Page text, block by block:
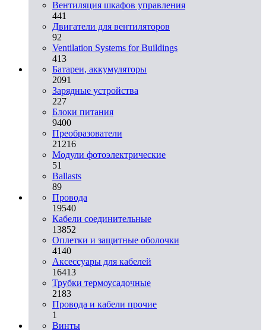
Вентиляция шкафов управления
441
Двигатели для вентиляторов
92
Ventilation Systems for Buildings
413
Батареи, аккумуляторы
2091
Зарядные устройства
227
Блоки питания
9400
Преобразователи
21216
Модули фотоэлектрические
51
Ballasts
89
Провода
19540
Кабели соединительные
13852
Оплетки и защитные оболочки
4140
Аксессуары для кабелей
16413
Трубки термоусадочные
2183
Провода и кабели прочие
1
Винты